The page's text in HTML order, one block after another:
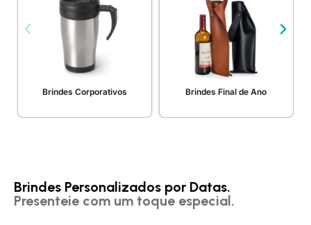
Brindes Corporativos Brindes Final de Ano
Brindes Personalizados por Datas.
Presenteie com um toque especial.